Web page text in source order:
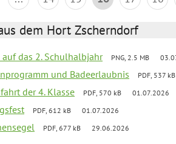
dem Hort Zscherndorf
das 2. Schulhalbjahr PNG, 2.5 MB
und Badeerlaubnis PDF, 537 kB
der 4. Klasse PDF, 570 kB 01.07.2026
PDF, 612 kB 01.07.2026
PDF, 677 kB 29.06.2026